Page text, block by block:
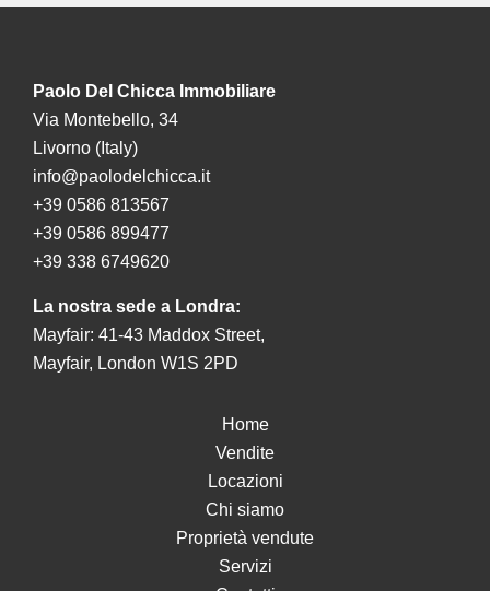
Paolo Del Chicca Immobiliare
Via Montebello, 34
Livorno (Italy)
info@paolodelchicca.it
+39 0586 813567
+39 0586 899477
+39 338 6749620
La nostra sede a Londra:
Mayfair: 41-43 Maddox Street,
Mayfair, London W1S 2PD
Home
Vendite
Locazioni
Chi siamo
Proprietà vendute
Servizi